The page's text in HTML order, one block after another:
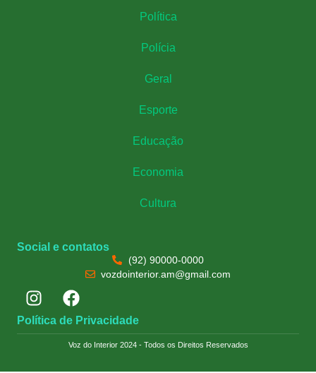
Política
Polícia
Geral
Esporte
Educação
Economia
Cultura
Social e contatos
(92) 90000-0000
vozdointerior.am@gmail.com
Política de Privacidade
Voz do Interior 2024 - Todos os Direitos Reservados